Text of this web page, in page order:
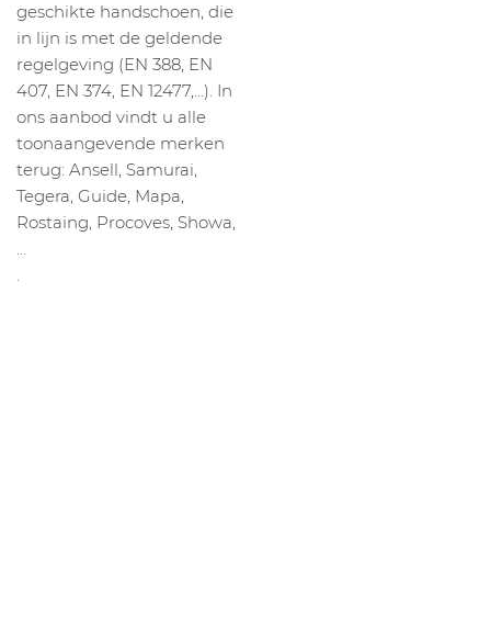
geschikte handschoen, die
in lijn is met de geldende
regelgeving (EN 388, EN
407, EN 374, EN 12477,…). In
ons aanbod vindt u alle
toonaangevende merken
terug: Ansell, Samurai,
Tegera, Guide, Mapa,
Rostaing, Procoves, Showa,
…
.